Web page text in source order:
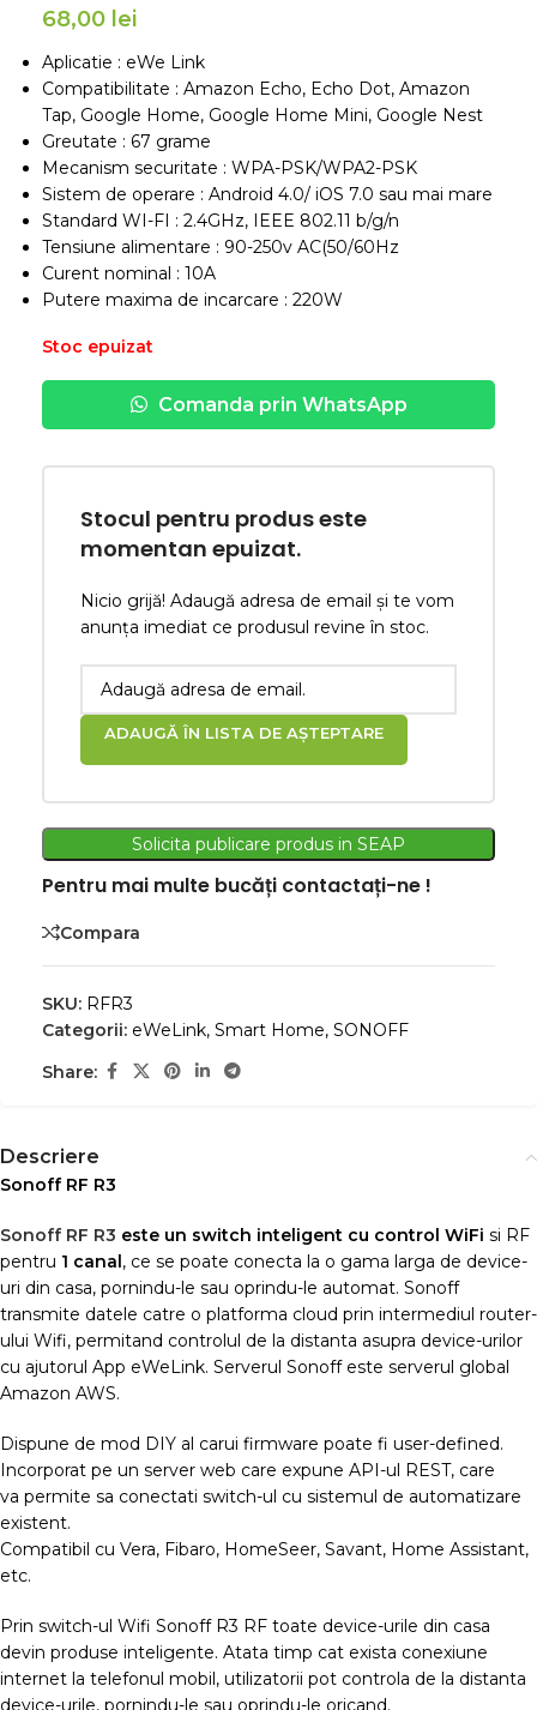
68,00 lei
Aplicatie : eWe Link
Compatibilitate : Amazon Echo, Echo Dot, Amazon
Tap, Google Home, Google Home Mini, Google Nest
Greutate : 67 grame
Mecanism securitate : WPA-PSK/WPA2-PSK
Sistem de operare : Android 4.0/ iOS 7.0 sau mai mare
Standard WI-FI : 2.4GHz, IEEE 802.11 b/g/n
Tensiune alimentare : 90-250v AC(50/60Hz
Curent nominal : 10A
Putere maxima de incarcare : 220W
Stoc epuizat
Comanda prin WhatsApp
Stocul pentru produs este
momentan epuizat.
Nicio grijă! Adaugă adresa de email și te vom
anunța imediat ce produsul revine în stoc.
ADAUGĂ ÎN LISTA DE AȘTEPTARE
Solicita publicare produs in SEAP
Pentru mai multe bucăți contactați-ne !
Compara
SKU: RFR3
Categorii: eWeLink, Smart Home, SONOFF
Share:
Descriere
Sonoff RF R3
Sonoff RF R3 este un switch inteligent cu control WiFi si RF
pentru 1 canal , ce se poate conecta la o gama larga de device-
uri din casa, pornindu-le sau oprindu-le automat. Sonoff
transmite datele catre o platforma cloud prin intermediul router-
ului Wifi, permitand controlul de la distanta asupra device-urilor
cu ajutorul App eWeLink. Serverul Sonoff este serverul global
Amazon AWS.
Dispune de mod DIY al carui firmware poate fi user-defined.
Incorporat pe un server web care expune API-ul REST, care
va permite sa conectati switch-ul cu sistemul de automatizare
existent.
Compatibil cu Vera, Fibaro, HomeSeer, Savant, Home Assistant,
etc.
Prin switch-ul Wifi Sonoff R3 RF toate device-urile din casa
devin produse inteligente. Atata timp cat exista conexiune
internet la telefonul mobil, utilizatorii pot controla de la distanta
device-urile, pornindu-le sau oprindu-le oricand.